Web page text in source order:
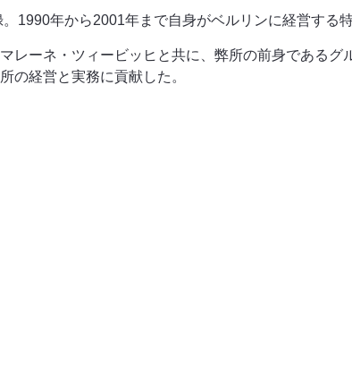
1990年から2001年まで自身がベルリンに経営する
レーネ・ツィービッヒと共に、弊所の前身である
の経営と実務に貢献した。